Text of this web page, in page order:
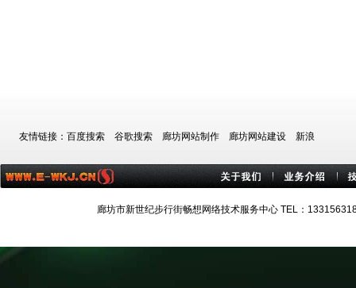
友情链接： 百度搜索 谷歌搜索 廊坊网站制作 廊坊网站建设 新浪
廊坊市新世纪步行街畅想网络技术服务中心 TEL：